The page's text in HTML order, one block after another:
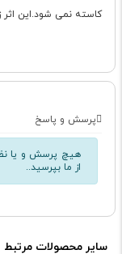
کاسته نمی شود.این اثر
پرسش و پاسخ
هیچ پرسش و یا
از ما بپرسید..
سایر محصولات مرتبط